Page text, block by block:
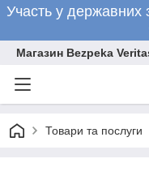
Участь у державних
Магазин Bezpeka
Товари та послуги